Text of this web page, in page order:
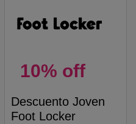
10% off
Descuento Joven
Foot Locker